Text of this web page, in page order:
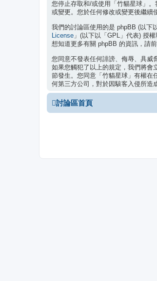
您停止存取和/或使用「竹貓星球」
或變更。您於任何修改或變更後繼續
我們的討論區使用的是 phpBB (以下
License 」(以下以「GPL」代表) 授
想知道更多有關 phpBB 的資訊，請前
您同意不發表任何誹謗、侮辱、具威
如果您觸犯了以上的規定，我們將會
節發生。您同意「竹貓星球」有權在
何第三方公司，對於因駭客入侵所造
討論區首頁